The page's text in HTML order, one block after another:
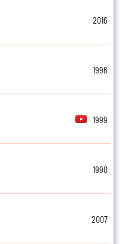
2016
1996
1999
1990
2007